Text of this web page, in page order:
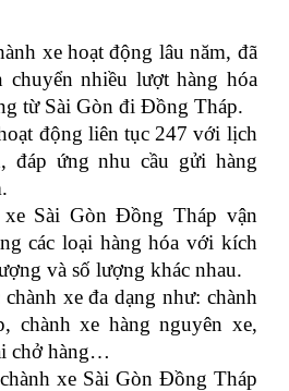
xe hoạt động lâu năm, đã
chuyển nhiều lượt hàng hóa
từ Sài Gòn đi Đồng Tháp.
động liên tục 247 với lịch
đáp ứng nhu cầu gửi hàng
xe Sài Gòn Đồng Tháp vận
các loại hàng hóa với kích
và số lượng khác nhau.
xe đa dạng như: chành
chành xe hàng nguyên xe,
chở hàng…
xe Sài Gòn Đồng Tháp